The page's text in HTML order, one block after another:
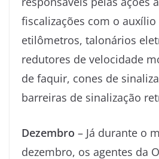
fiscalizações com o auxílio
etilômetros, talonários
redutores de velocidade
de faquir, cones de
barreiras de sinalização
Dezembro – Já durante o
dezembro, os agentes da